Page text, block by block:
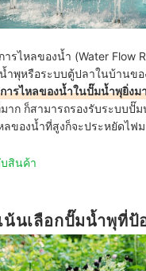
ารไหลของน้ำ (Water Flow
ำพุหรือระบบตู้ปลาในบ้านข
ารไหลของน้ำในปั๊มน้ำพุยิ่งม
าก ก็สามารถรองรับระบบปั๊
ลของน้ำที่สูงก็จะประหยัดไฟ
สินค้า
น้นเลือกปั๊มน้ำพุที่ป้